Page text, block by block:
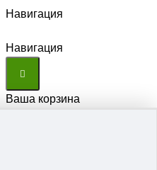
Навигация
Навигация
Ваша корзина